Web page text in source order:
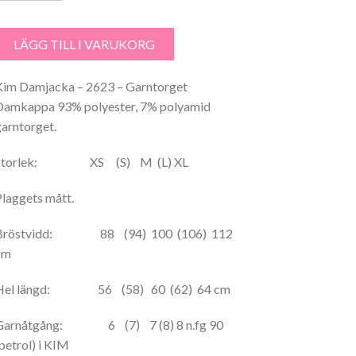
LÄGG TILL I VARUKORG
Damjacka – 2623 – Garntorget
93% polyester, 7% polyamid
XS (S) M (L) XL
mått.
88 (94) 100 (106) 112
längd: 56 (58) 60 (62) 64 cm
6 (7) 7 (8) 8 n.fg 90
i KIM